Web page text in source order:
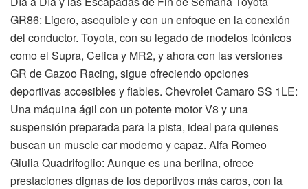
GR86: Ligero, asequible y con un enfoque en la conexión
del conductor. Toyota, con su legado de modelos icónicos
como el Supra, Celica y MR2, y ahora con las versiones
GR de Gazoo Racing, sigue ofreciendo opciones
deportivas accesibles y fiables. Chevrolet Camaro SS 1LE:
Una máquina ágil con un potente motor V8 y una
suspensión preparada para la pista, ideal para quienes
buscan un muscle car moderno y capaz. Alfa Romeo
Giulia Quadrifoglio: Aunque es una berlina, ofrece
prestaciones dignas de los deportivos más caros, con la